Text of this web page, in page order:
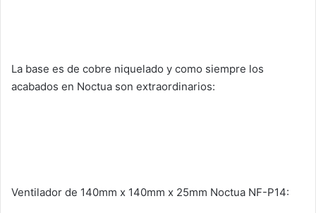
La base es de cobre niquelado y como siempre los
acabados en Noctua son extraordinarios:
Ventilador de 140mm x 140mm x 25mm Noctua NF-P14: